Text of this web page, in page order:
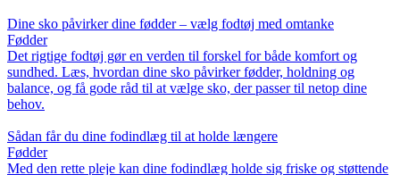
Dine sko påvirker dine fødder – vælg fodtøj med omtanke
Fødder
Det rigtige fodtøj gør en verden til forskel for både komfort og
sundhed. Læs, hvordan dine sko påvirker fødder, holdning og
balance, og få gode råd til at vælge sko, der passer til netop dine
behov.
Sådan får du dine fodindlæg til at holde længere
Fødder
Med den rette pleje kan dine fodindlæg holde sig friske og støttende